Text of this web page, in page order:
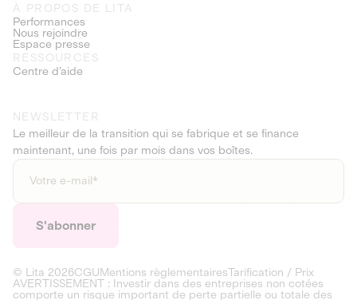
À PROPOS DE LITA
Performances
Nous rejoindre
Espace presse
RESSOURCES
Centre d’aide
NEWSLETTER
Le meilleur de la transition qui se fabrique et se finance
maintenant, une fois par mois dans vos boîtes.
© Lita 2026CGUMentions règlementairesTarification / Prix
AVERTISSEMENT : Investir dans des entreprises non cotées
comporte un risque important de perte partielle ou totale des